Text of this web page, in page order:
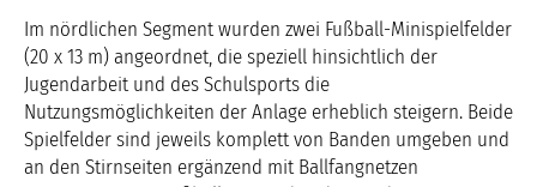
Im nördlichen Segment wurden zwei Fußball-Minispielfelder
(20 x 13 m) angeordnet, die speziell hinsichtlich der
Jugendarbeit und des Schulsports die
Nutzungsmöglichkeiten der Anlage erheblich steigern. Beide
Spielfelder sind jeweils komplett von Banden umgeben und
an den Stirnseiten ergänzend mit Ballfangnetzen